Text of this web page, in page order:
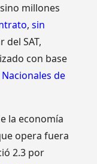
millones
,sin
del SAT,
con base
de
la economía
opera fuera
2.3 por